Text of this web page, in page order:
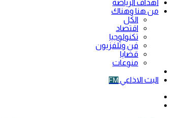
أهداف الرياضة
من هنا وهناك
الكل
اقتصاد
تكنولوجيا
فن وتلفزيون
قضايا
منوعات
البث الاذاعي FM